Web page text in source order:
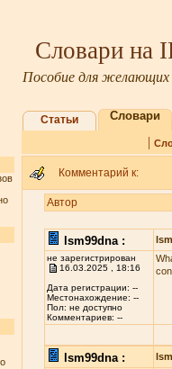
Словари на
Пособие для желающих
Статьи Словари
|
Комментарий к:
Автор
lsm99dna :
не зарегистрирован
16.03.2025 , 18:16
Дата регистрации: --
Местонахождение: --
Пол: не доступно
Комментариев: --
lsm99dna :